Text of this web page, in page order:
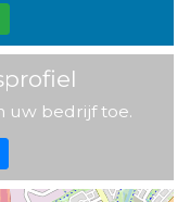
uw bedrijf toe.